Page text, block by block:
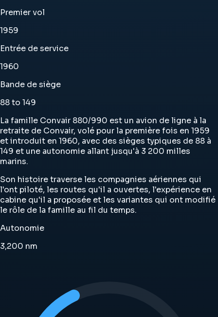
Premier vol
1959
Entrée de service
1960
Bande de siège
88 to 149
La famille Convair 880/990 est un avion de ligne à la
retraite de Convair, volé pour la première fois en 1959
et introduit en 1960, avec des sièges typiques de 88 à
149 et une autonomie allant jusqu'à 3 200 milles
marins.
Son histoire traverse les compagnies aériennes qui
l'ont piloté, les routes qu'il a ouvertes, l'expérience en
cabine qu'il a proposée et les variantes qui ont modifié
le rôle de la famille au fil du temps.
Autonomie
3,200 nm